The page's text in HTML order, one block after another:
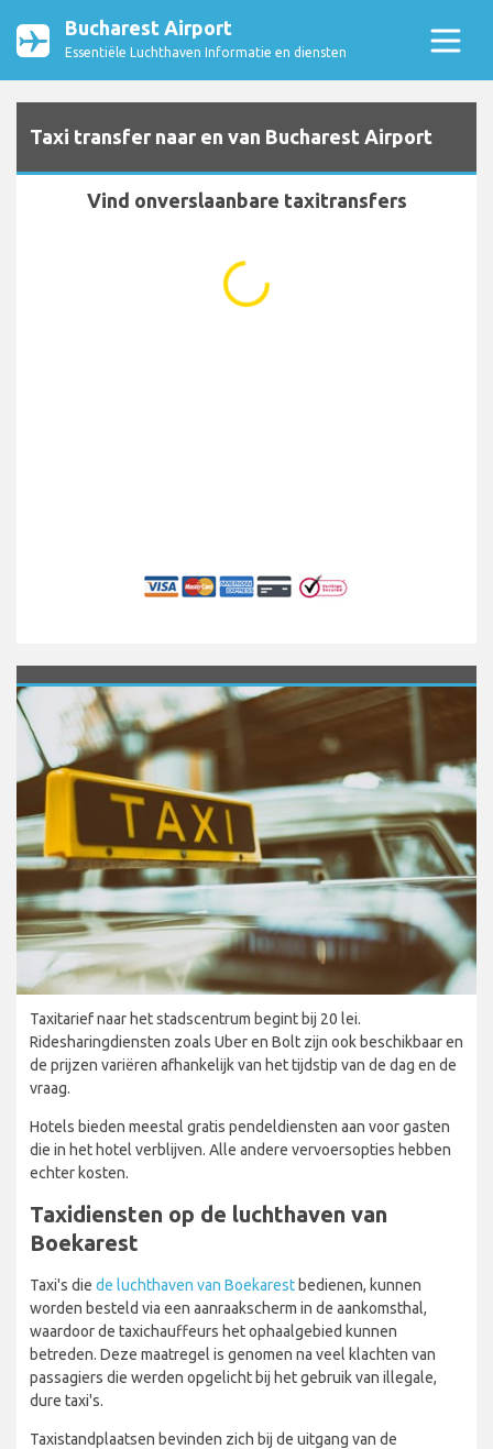
Bucharest Airport
Essentiële Luchthaven Informatie en diensten
Taxi transfer naar en van Bucharest Airport
Vind onverslaanbare taxitransfers
Taxitarief naar het stadscentrum begint bij 20 lei.
Ridesharingdiensten zoals Uber en Bolt zijn ook beschikbaar en
de prijzen variëren afhankelijk van het tijdstip van de dag en de
vraag.
Hotels bieden meestal gratis pendeldiensten aan voor gasten
die in het hotel verblijven. Alle andere vervoersopties hebben
echter kosten.
Taxidiensten op de luchthaven van
Boekarest
Taxi's die de luchthaven van Boekarest bedienen, kunnen
worden besteld via een aanraakscherm in de aankomsthal,
waardoor de taxichauffeurs het ophaalgebied kunnen
betreden. Deze maatregel is genomen na veel klachten van
passagiers die werden opgelicht bij het gebruik van illegale,
dure taxi's.
Taxistandplaatsen bevinden zich bij de uitgang van de